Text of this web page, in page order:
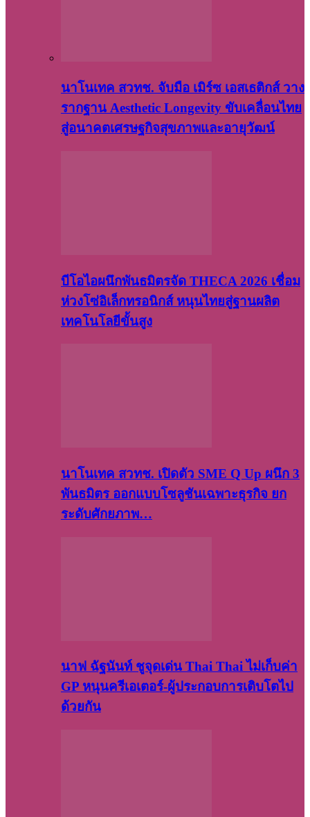
นาโนเทค สวทช. จับมือ เมิร์ซ เอสเธติกส์ วาง
รากฐาน Aesthetic Longevity ขับเคลื่อนไทย
สู่อนาคตเศรษฐกิจสุขภาพและอายุวัฒน์
บีโอไอผนึกพันธมิตรจัด THECA 2026 เชื่อม
ห่วงโซ่อิเล็กทรอนิกส์ หนุนไทยสู่ฐานผลิต
เทคโนโลยีขั้นสูง
นาโนเทค สวทช. เปิดตัว SME Q Up ผนึก 3
พันธมิตร ออกแบบโซลูชันเฉพาะธุรกิจ ยก
ระดับศักยภาพ…
นาฟ ฉัฐนันท์ ชูจุดเด่น Thai Thai ไม่เก็บค่า
GP หนุนครีเอเตอร์-ผู้ประกอบการเติบโตไป
ด้วยกัน